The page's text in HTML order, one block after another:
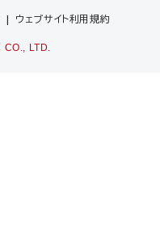
ウェブサイト利用規約
LTD.